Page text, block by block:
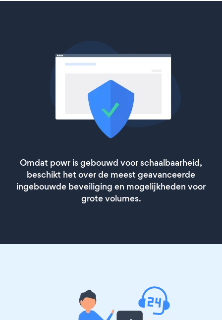
Omdat powr is gebouwd voor schaalbaarheid,
beschikt het over de meest geavanceerde
ingebouwde beveiliging en mogelijkheden voor
grote volumes.